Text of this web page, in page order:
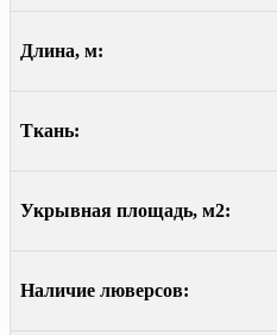
Длина, м:
Ткань:
Укрывная площадь, м2:
Наличие люверсов: